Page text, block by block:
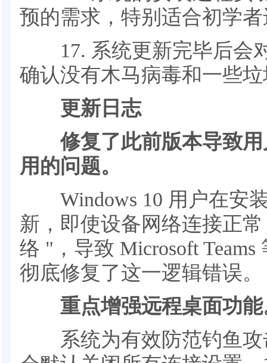
预的需求，特别适合初学
17. 系统更新完毕后会
确认没有木马病毒和一些
更新日志
修复了此前版本导致用
用的问题。
Windows 10 用户在安装
新，即使设备网络连接正
络 "，导致 Microsoft
彻底修复了这一逻辑错误。
重点增强远程桌面功能
系统为有效防范钓鱼攻